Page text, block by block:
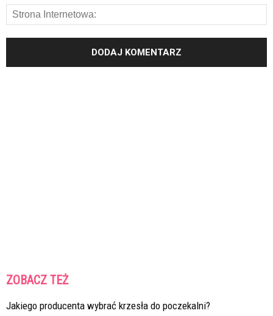
ZOBACZ TEŻ
Jakiego producenta wybrać krzesła do poczekalni?